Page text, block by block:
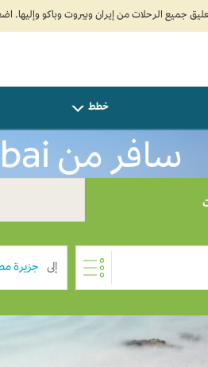
خطط
سافر من Dubai إلى مصيرة AED 0
إلى